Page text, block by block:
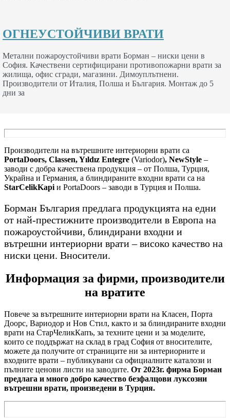
ОГНЕУСТОЙЧИВИ ВРАТИ
Метални пожароустойчиви врати Борман – ниски цени в
София. Качествени сертифицирани противопожарни врати за
жилища, офис сгради, магазини. Димоуплътнени.
Производители от Италия, Полша и България. Монтаж до 5
дни за
Производители на вътрешните интериорни врати са
PortaDoors, Classen, Yıldız Entegre (Variodor), NewStyle –
заводи с добра качествена продукция – от Полша, Турция,
Украйна и Германия, а блиндираните входни врати са на
StarCelikKapi и PortaDoors – заводи в Турция и Полша.
Борман България предлага продукцията на едни
от най-престижните производители в Европа на
пожароустойчиви, блиндирани входни и
вътрешни интериорни врати – високо качество на
ниски цени. Вносители.
Информация за фирми, производители
на вратите
Повече за вътрешните интериорни врати на Класен, Порта
Доорс, Вариодор и Нов Стил, както и за блиндираните входни
врати на СтарЧеликКапъ, за техните цени и за моделите,
които се поддържат на склад в град София от вносителите,
можете да получите от страниците ни за интериорните и
входните врати – публикувани са официалните каталози и
пълните ценови листи на заводите. От 2023г. фирма Борман
предлага и много добро качество безфалцови луксозни
вътрешни врати, произведени в Турция.